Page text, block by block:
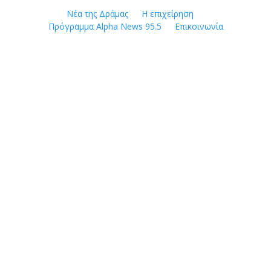
Νέα της Δράμας
Η επιχείρηση
Πρόγραμμα Alpha News 95.5
Επικοινωνία